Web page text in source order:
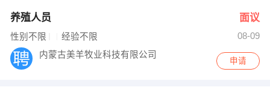
养殖人员 面议
性别不限 经验不限
08-09
内蒙古美羊牧业科技有限公司
申请